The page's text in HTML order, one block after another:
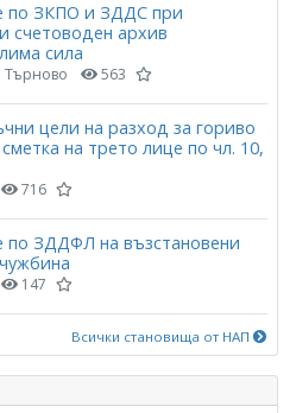
по ЗКПО и ЗДДС при
счетоводен архив
сила
563
цели на разход за гориво
на трето лице по чл. 10,
716
ЗДДФЛ на възстановени
147
Всички становища от НАП